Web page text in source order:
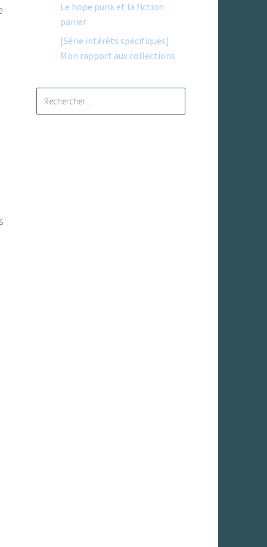
Le hope punk et la fiction
panier
[Série intérêts spécifiques]
Mon rapport aux collections